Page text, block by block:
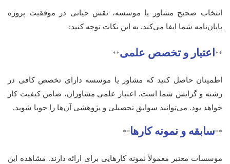
انتخاب صحیح مشاور یا موسسه، نقش حیاتی در موفقیت پروژه
پایان‌نامه شما ایفا می‌کند. به این نکات توجه کنید:
** اعتبار و تخصص علمی**
اطمینان حاصل کنید که مشاور یا موسسه دارای تخصص کافی در
رشته و گرایش شما است. اعتبار علمی مشاوران، ضامن کیفیت کار
خواهد بود. می‌توانید سوابق تحصیلی و پژوهشی آن‌ها را جویا شوید.
**سابقه و نمونه کارها **
موسسات معتبر معمولاً نمونه کارهایی برای ارائه دارند. مشاهده این